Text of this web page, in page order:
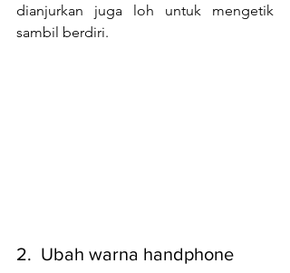
dianjurkan juga loh untuk mengetik
sambil berdiri.
2.  Ubah warna handphone